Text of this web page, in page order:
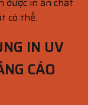
có thể.
IN UV
CÁO